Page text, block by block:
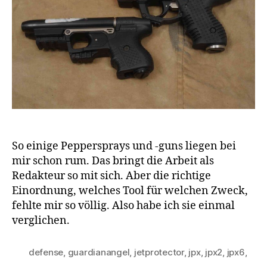
So einige Peppersprays und -guns liegen bei
mir schon rum. Das bringt die Arbeit als
Redakteur so mit sich. Aber die richtige
Einordnung, welches Tool für welchen Zweck,
fehlte mir so völlig. Also habe ich sie einmal
verglichen.
defense, guardianangel, jetprotector, jpx, jpx2, jpx6,